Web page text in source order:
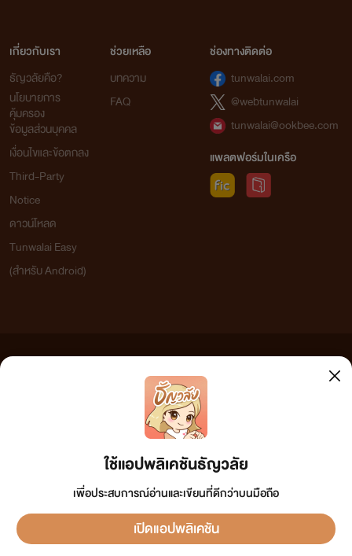
ใช้แอปพลิเคชันธัญวลัย
เพื่อประสบการณ์อ่านและเขียนที่ดีกว่าบนมือถือ
เปิดแอปพลิเคชัน
เกี่ยวกับเรา
ธัญวลัยคือ?
นโยบายการ
คุ้มครอง
ข้อมูลส่วนบุคคล
เงื่อนไขและข้อตกลง
Third-Party
Notice
ดาวน์โหลด
Tunwalai Easy
(สำหรับ Android)
ช่วยเหลือ
บทความ
FAQ
ช่องทางติดต่อ
tunwalai.com
@webtunwalai
tunwalai@ookbee.com
แพลตฟอร์มในเครือ
เว็บไซต์แห่งนี้ไม่ได้เห็นด้วยและไม่ขอรับผิดชอบต่อข้อความใดๆ ทั้งสิ้น ดังนั้นผู้อ่านทุกท่านโปรดใช้
วิจารณญาณในการกลั่นกรองด้วยตนเอง และหากท่านพบข้อความใดๆ ที่ขัดต่อกฎหมายและศีลธรรม
กรุณาแจ้งมาที่ tunwalai@ookbee.com เพื่อทีมงานจะได้ดำเนินการในทันที ทั้งนี้ ทางเว็บไซต์ขอสงวน
ลิขสิทธิ์ตามพระราชบัญญัติลิขสิทธิ์ (ฉบับเพิ่มเติม) พ.ศ.2558